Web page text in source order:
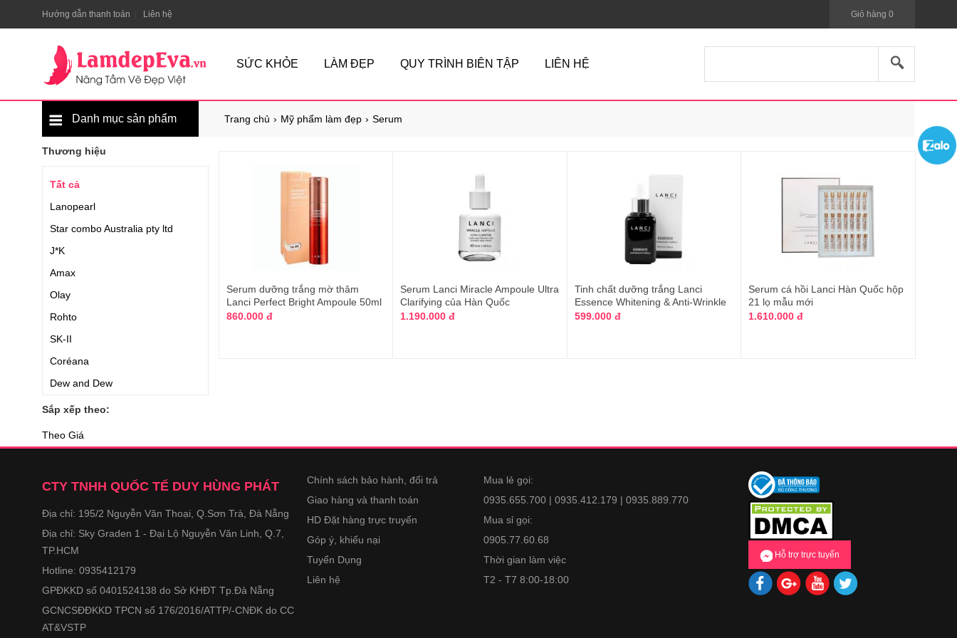
Hướng dẫn thanh toán Liên hệ Giỏ hàng 0
SỨC KHỎE LÀM ĐẸP QUY TRÌNH BIÊN TẬP LIÊN HỆ
Trang chủ Mỹ phẩm làm đẹp Serum
Danh mục sản phẩm
Thương hiệu
Tất cả
Lanopearl
Star combo Australia pty ltd
J*K
Amax
Olay
Rohto
SK-II
Coréana
Dew and Dew
Neutrogena
Suiskin
Simple
Kiehl
Dior
DHC
Sắp xếp theo:
Theo Giá
Serum dưỡng trắng mờ thâm
Lanci Perfect Bright Ampoule 50ml
860.000 đ
Serum Lanci Miracle Ampoule Ultra
Clarifying của Hàn Quốc
1.190.000 đ
Tinh chất dưỡng trắng Lanci
Essence Whitening & Anti-Wrinkle
599.000 đ
Serum cá hồi Lanci Hàn Quốc hộp
21 lọ mẫu mới
1.610.000 đ
CTY TNHH QUỐC TẾ DUY HÙNG PHÁT
Địa chỉ: 195/2 Nguyễn Văn Thoại, Q.Sơn Trà, Đà Nẵng
Địa chỉ: Sky Graden 1 - Đại Lộ Nguyễn Văn Linh, Q.7,
TP.HCM
Hotline: 0935412179
GPĐKKD số 0401524138 do Sở KHĐT Tp.Đà Nẵng
GCNCSĐĐKKD TPCN số 176/2016/ATTP/-CNĐK do CC
AT&VSTP
Chính sách bảo hành, đổi trả
Giao hàng và thanh toán
HD Đặt hàng trực truyến
Góp ý, khiếu nại
Tuyển Dụng
Liên hệ
Mua lẻ gọi:
0935.655.700 | 0935.412.179 | 0935.889.770
Mua sỉ gọi:
0905.77.60.68
Thời gian làm việc
T2 - T7 8:00-18:00
Hỗ trợ trực tuyến